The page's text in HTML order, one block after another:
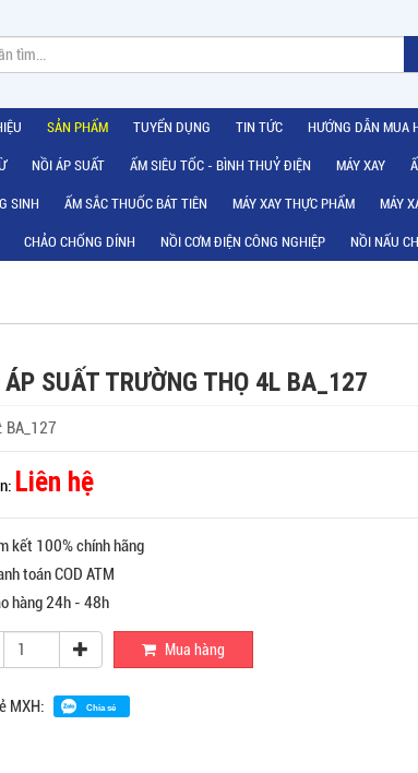
SẢN PHẨM TUYỂN DỤNG TIN TỨC HƯỚNG DẪN MUA
NỒI ÁP SUẤT ẤM SIÊU TỐC - BÌNH THUỶ ĐIỆN MÁY XAY
SINH ẤM SẮC THUỐC BÁT TIÊN MÁY XAY THỰC PHẨM MÁY
CHẢO CHỐNG DÍNH NỒI CƠM ĐIỆN CÔNG NGHIỆP NỒI NẤU
ÁP SUẤT TRƯỜNG THỌ 4L BA_127
BA_127
Liên hệ
kết 100% chính hãng
toán COD ATM
hàng 24h - 48h
Mua hàng
MXH: Chia sẻ